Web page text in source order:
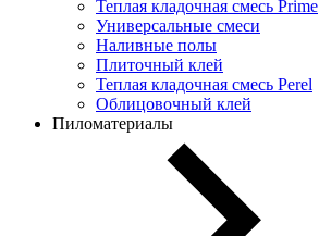
Теплая кладочная смесь Prime
Универсальные смеси
Наливные полы
Плиточный клей
Теплая кладочная смесь Perel
Облицовочный клей
Пиломатериалы